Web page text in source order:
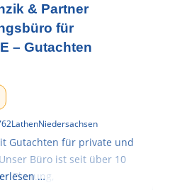
& Partner
für
– Gutachten
LathenNiedersachsen
Gutachten für private und
Büro ist seit über 10
Planung,
…